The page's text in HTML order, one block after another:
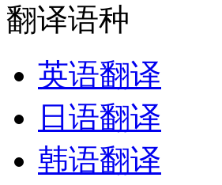
翻译语种
英语翻译
日语翻译
韩语翻译